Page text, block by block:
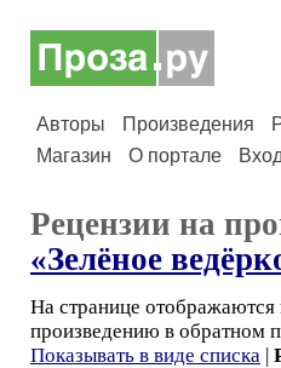
Авторы Произведения
Магазин
О портале
Рецензии на
«Зелёное
На странице отображаются
произведению в обратном
Показывать в виде списка |